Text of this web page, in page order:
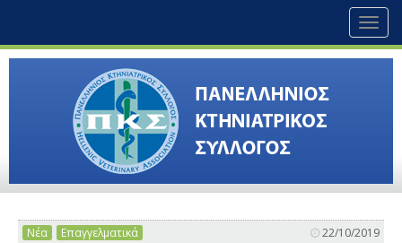
Νέα Επαγγελματικά 22/10/2019